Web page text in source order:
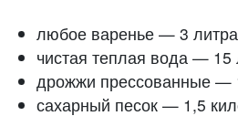
любое варенье — 3
чистая теплая вода — 15
дрожжи прессованные —
сахарный песок — 1,5